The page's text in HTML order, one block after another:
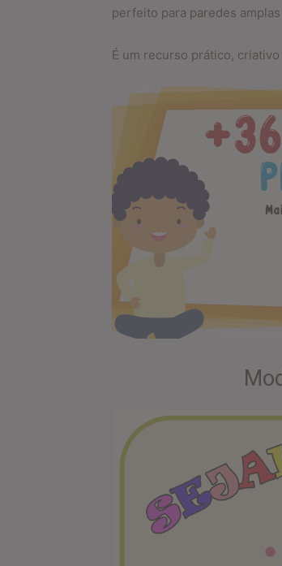
perfeito para paredes amplas
É um recurso prático,